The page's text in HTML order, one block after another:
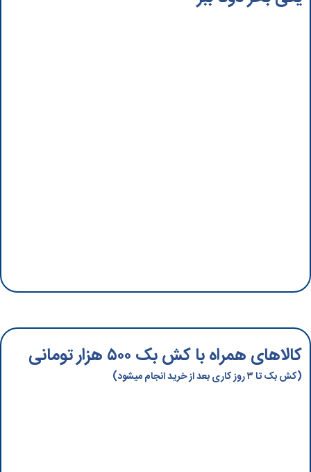
کالاهای همراه با کش بک ۵۰۰ هزار تومانی
(کش بک تا ۳ روز کاری بعد از خرید انجام میشود)